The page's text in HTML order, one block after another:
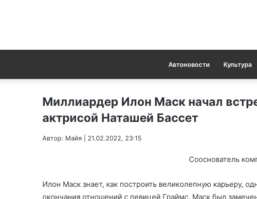
Автоновости Культура
Миллиардер Илон Маск начал
актрисой Наташей Бассет
Автор: Майя | 21.02.2022, 23:15
Сооснователь
Илон Маск знает, как построить великолепную карьеру,
окончания отношений с певицей Граймс, Маск был